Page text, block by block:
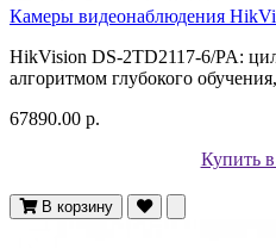
Камеры видеонаблюдения
HikVision DS-2TD2117-6/PA:
алгоритмом глубокого
67890.00 р.
Купить
В корзину